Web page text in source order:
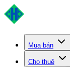
Mua bán
Cho thuê